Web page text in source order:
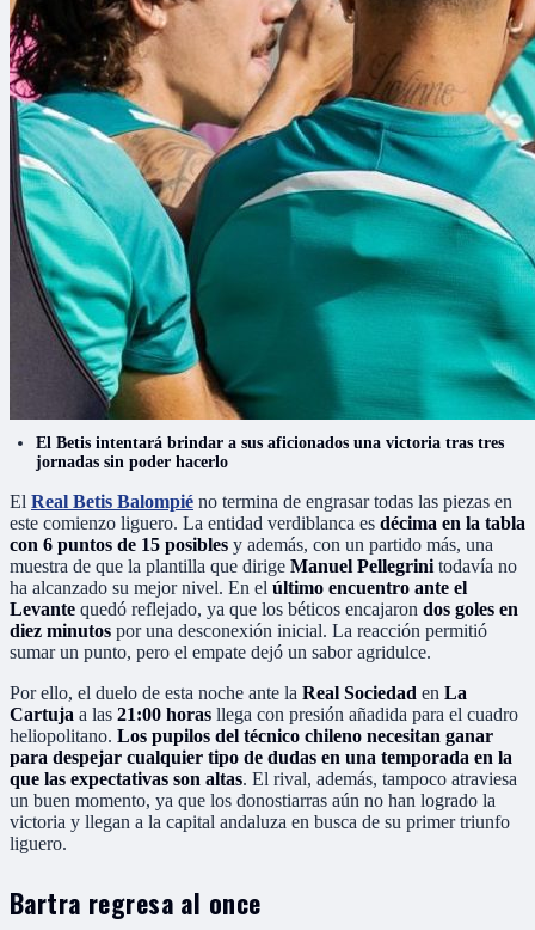
El Betis intentará brindar a sus aficionados una victoria tras tres
jornadas sin poder hacerlo
El Real Betis Balompié no termina de engrasar todas las piezas en
este comienzo liguero. La entidad verdiblanca es décima en la tabla
con 6 puntos de 15 posibles y además, con un partido más, una
muestra de que la plantilla que dirige Manuel Pellegrini todavía no
ha alcanzado su mejor nivel. En el último encuentro ante el
Levante quedó reflejado, ya que los béticos encajaron dos goles en
diez minutos por una desconexión inicial. La reacción permitió
sumar un punto, pero el empate dejó un sabor agridulce.
Por ello, el duelo de esta noche ante la Real Sociedad en La
Cartuja a las 21:00 horas llega con presión añadida para el cuadro
heliopolitano. Los pupilos del técnico chileno necesitan ganar
para despejar cualquier tipo de dudas en una temporada en la
que las expectativas son altas. El rival, además, tampoco atraviesa
un buen momento, ya que los donostiarras aún no han logrado la
victoria y llegan a la capital andaluza en busca de su primer triunfo
liguero.
Bartra regresa al once